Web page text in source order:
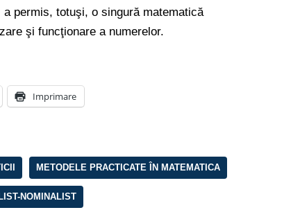
permis, totuşi, o singură matematică
şi funcţionare a numerelor.
Imprimare
METODELE PRACTICATE ÎN MATEMATICA
NOMINALIST